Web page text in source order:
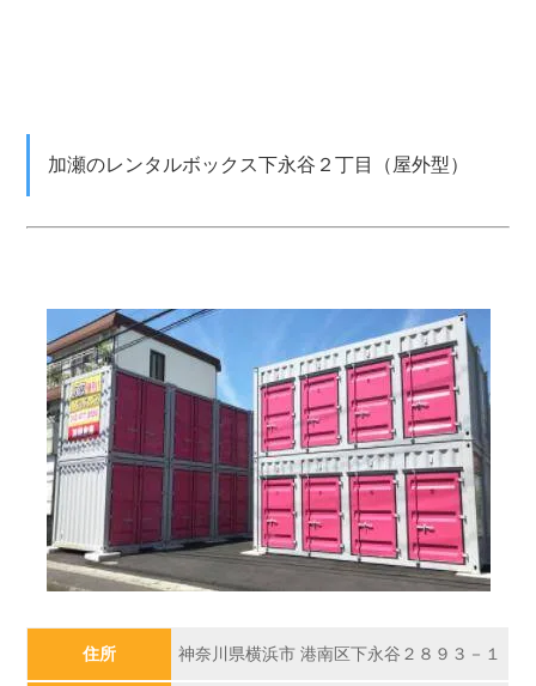
加瀬のレンタルボックス下永谷２丁目（屋外型）
住所 神奈川県横浜市 港南区下永谷２８９３－１